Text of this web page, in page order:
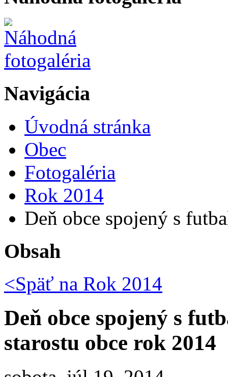
Navigácia
Úvodná stránka
Obec
Fotogaléria
Rok 2014
Deň obce spojený s
Obsah
<Späť na Rok 2014
Deň obce spojený s
starostu obce rok 2014